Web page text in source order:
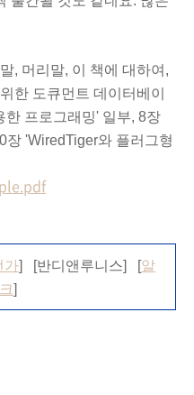
, 머리말, 이 책에 대하여,
한 도큐먼트 데이터베이
한 프로그래밍' 일부, 8장
장 'WiredTiger와 플러그형
가] [반디앤루니스] [알
]